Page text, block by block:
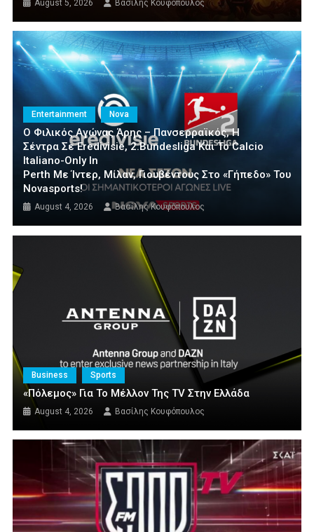
August 5, 2026 Βασίλης Κουφόπουλος
Entertainment Nova
Ο Φιλικός Αγώνας Άρης – Πανσερραϊκός, Η
Σέντρα Σε Eredivisie, 2.Bundesliga Και Το Calcio
Italiano-Only In
Perth Με Ίντερ, Μίλαν, Γιουβέντους Στο «γήπεδο» Του
Novasports!
August 4, 2026 Βασίλης Κουφόπουλος
Business Sports
«Πόλεμος» Για Το Μέλλον Της TV Στην Ελλάδα
August 4, 2026 Βασίλης Κουφόπουλος